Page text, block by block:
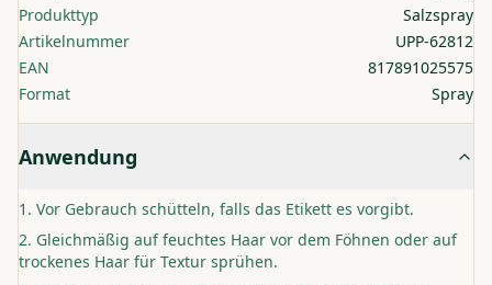
Produkttyp
Salzspray
Artikelnummer
UPP-62812
EAN
817891025575
Format
Spray
Anwendung
Vor Gebrauch schütteln, falls das Etikett es vorgibt.
Gleichmäßig auf feuchtes Haar vor dem Föhnen oder auf
trockenes Haar für Textur sprühen.